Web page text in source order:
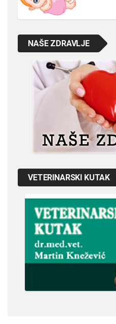
NAŠE ZDRAVLJE
VETERINARSKI KUTAK